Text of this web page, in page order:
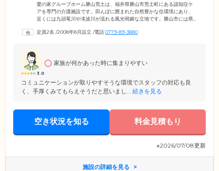
愛の家グループホーム勝山荒土は、福井県勝山市荒土町にある認知症ケ
アを専門の介護施設です。田んぼに囲まれた自然豊かな住環境にあり、
近くには九頭竜川や滝波川が流れる風光明媚な立地です。勝山市には県
り、天気のよい日にはさまざまな外出レクリエーションを楽しめます。
わらない環境をつくっていただけます。
定員2名 /2008年8月設立 /電話0779-89-3880
3.0
家族が何かあった時に集まりやすい
コミュニケーションが取りやすそうな環境でスタッフの対応も良
く、手厚くみてもらえそうだと思いまし... 続きを見る
空き状況を知る 料金見積もり
※2026/07/08更新
施設の詳細を見る